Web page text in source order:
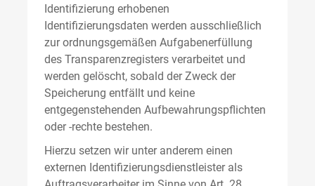
Identifizierung erhobenen
Identifizierungsdaten werden ausschließlich
zur ordnungsgemäßen Aufgabenerfüllung
des Transparenzregisters verarbeitet und
werden gelöscht, sobald der Zweck der
Speicherung entfällt und keine
entgegenstehenden Aufbewahrungspflichten
oder -rechte bestehen.
Hierzu setzen wir unter anderem einen
externen Identifizierungsdienstleister als